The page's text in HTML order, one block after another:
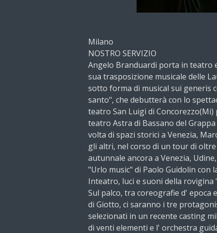
Milano
NOSTRO SERVIZIO
Angelo Branduardi porta in teatro
sua trasposizione musicale delle
sotto forma di musical sui generis
santo", che debutterà con lo
teatro San Luigi di
teatro Astra di Bassano del
volta di spazi storici a Venezia,
gli altri, nel corso di un tour di
autunnale ancora a Venezia,
"Urlo music" di Paolo Guidolin con
Inteatro, luci e suoni della rovigina
Sul palco, tra coreografie d' epoca
di Giotto, ci saranno i tre
selezionati in un recente casting
di venti elementi e l' orchestra